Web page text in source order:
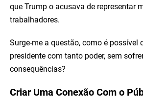
que Trump o acusava de representar
trabalhadores.
Surge-me a questão, como é possível
presidente com tanto poder, sem
consequências?
Criar Uma Conexão Com o